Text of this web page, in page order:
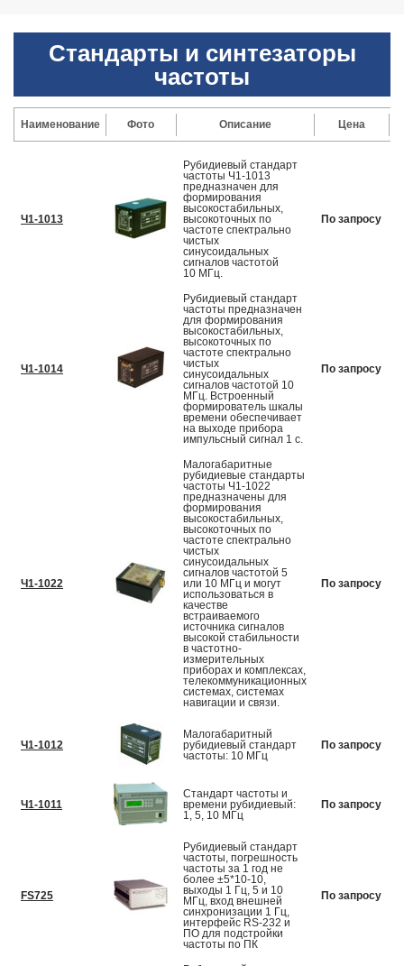
Стандарты и синтезаторы
частоты
Наименование Фото Описание Цена
Ч1-1013
Рубидиевый стандарт
частоты Ч1-1013
предназначен для
формирования
высокостабильных,
высокоточных по
частоте спектрально
чистых
синусоидальных
сигналов частотой
10 МГц.
По запросу
Ч1-1014
Рубидиевый стандарт
частоты предназначен
для формирования
высокостабильных,
высокоточных по
частоте спектрально
чистых
синусоидальных
сигналов частотой 10
МГц. Встроенный
формирователь шкалы
времени обеспечивает
на выходе прибора
импульсный сигнал 1 c.
По запросу
Ч1-1022
Малогабаритные
рубидиевые стандарты
частоты Ч1-1022
предназначены для
формирования
высокостабильных,
высокоточных по
частоте спектрально
чистых
синусоидальных
сигналов частотой 5
или 10 МГц и могут
использоваться в
качестве
встраиваемого
источника сигналов
высокой стабильности
в частотно-
измерительных
приборах и комплексах,
телекоммуникационных
системах, системах
навигации и связи.
По запросу
Ч1-1012
Малогабаритный
рубидиевый стандарт
частоты: 10 МГц
По запросу
Ч1-1011
Стандарт частоты и
времени рубидиевый:
1, 5, 10 МГц
По запросу
FS725
Рубидиевый стандарт
частоты, погрешность
частоты за 1 год не
более ±5*10-10,
выходы 1 Гц, 5 и 10
МГц, вход внешней
синхронизации 1 Гц,
интерфейс RS-232 и
ПО для подстройки
частоты по ПК
По запросу